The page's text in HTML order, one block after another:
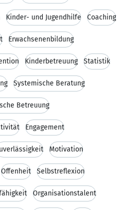
Kinder- und Jugendhilfe Coaching
Erwachsenenbildung
Kinderbetreuung Statistik
Systemische Beratung
Betreuung
Engagement
Motivation
Offenheit Selbstreflexion
Organisationstalent